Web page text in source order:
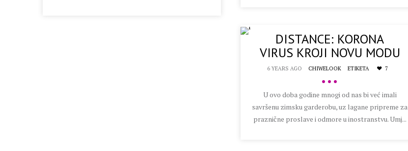
DISTANCE: KORONA
VIRUS KROJI NOVU MODU
6 YEARS AGO CHIWELOOK ETIKETA 7
•••
U ovo doba godine mnogi od nas bi već imali
savršenu zimsku garderobu, uz lagane pripreme za
praznične proslave i odmore u inostranstvu. Umj...